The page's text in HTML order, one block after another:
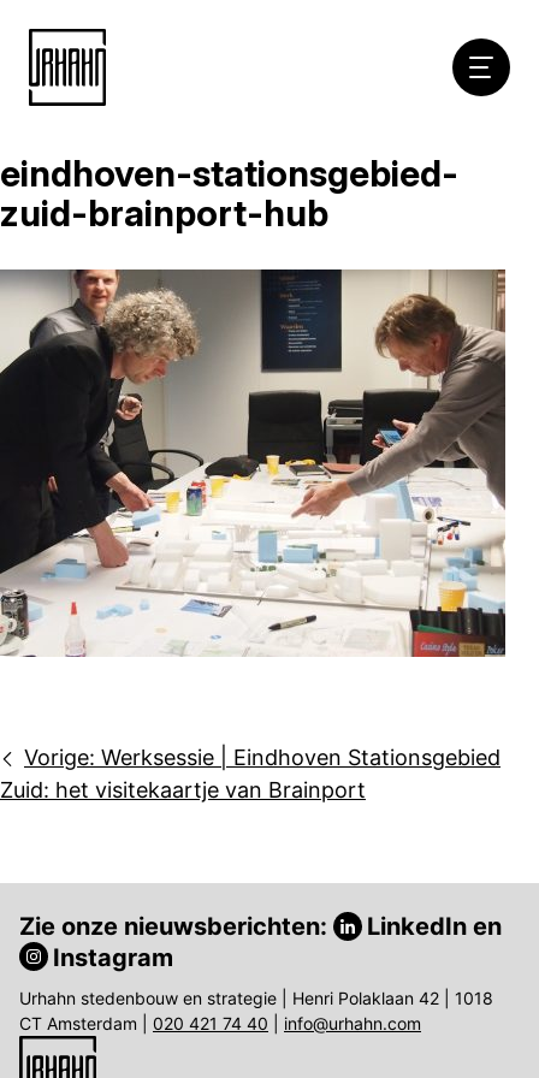
Naar
inhoud
eindhoven-stationsgebied-
zuid-brainport-hub
Bericht
navigatie
Vorige: Werksessie | Eindhoven Stationsgebied
Zuid: het visitekaartje van Brainport
Zie onze nieuwsberichten: LinkedIn en
Instagram
Urhahn stedenbouw en strategie | Henri Polaklaan 42 | 1018
CT Amsterdam | 020 421 74 40 info@urhahn.com